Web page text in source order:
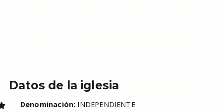
Datos de la iglesia
Denominación: INDEPENDIENTE